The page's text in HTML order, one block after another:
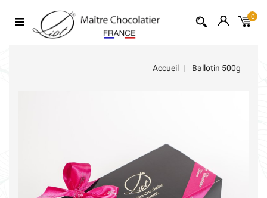
0
Accueil Ballotin 500g